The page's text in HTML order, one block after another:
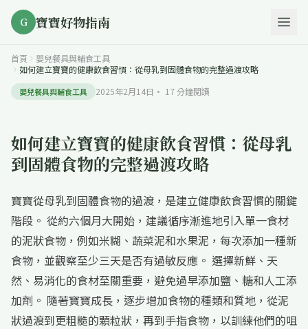
G 寶寶好物指南
首頁
嬰兒餐具與輔食工具
如何建立寶寶的健康飲食習慣：從母乳到固體食物的完整過渡攻略
嬰兒餐具與輔食工具 2025年2月14日 · 17 分鐘閱讀
如何建立寶寶的健康飲食習慣：從母乳
到固體食物的完整過渡攻略
寶寶從母乳到固體食物的過渡，是建立健康飲食習慣的關鍵
階段。 從約六個月大開始，建議循序漸進地引入單一食材
的泥狀食物，例如米糊、蔬菜泥和水果泥，每次添加一種新
食物，並觀察至少三天是否有過敏反應。 選擇新鮮、天
然、易消化的食材至關重要，避免過早添加鹽、糖和人工添
加劑。 隨著寶寶成長，逐步增加食物的種類和質地，從泥
狀過渡到更粗糙的顆粒狀，再到手指食物，以訓練他們的咀